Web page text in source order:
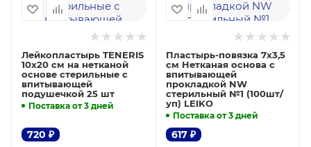
Лейкопластырь TENERIS
10х20 см на нетканой
основе стерильные с
впитывающей
подушечкой 25 шт
Поставка от 3 дней
720 ₽
Пластырь-повязка 7х3,5
см Нетканая основа с
впитывающей
прокладкой NW
стерильный №1 (100шт/
уп) LEIKO
Поставка от 3 дней
617₽